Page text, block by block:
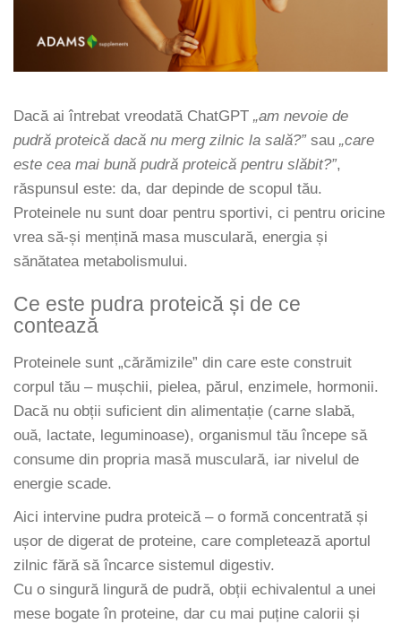
Kiegészítők
Shakerek
Flakonok
Sporttáskák
Fehérjeszeletek
Egyéb rudak
Izomrendszer
Jólét & Hosszú élet
Keringési rendszer
Koleszterin
Könnyű emésztés
Memória
Menopauza
Migrén
Máj- és epe
Májvédő
Méregtelenítés
Okulárok
Pajzsmirigy
Pattanások
Potencia
Prosztata
Stressz
Szívbetegségek
Termékenység
Dacă ai întrebat vreodată ChatGPT „am nevoie de
pudră proteică dacă nu merg zilnic la sală?”sau „care
este cea mai bună pudră proteică pentru slăbit?”,
răspunsul este: da, dar depinde de scopul tău.
Proteinele nu sunt doar pentru sportivi, ci pentru oricine
vrea să-și mențină masa musculară, energia și
sănătatea metabolismului.
Ce este pudra proteică și de ce
contează
Proteinele sunt „cărămizile” din care este construit
corpul tău – mușchii, pielea, părul, enzimele, hormonii.
Dacă nu obții suficient din alimentație (carne slabă,
ouă, lactate, leguminoase), organismul tău începe să
consume din propria masă musculară, iar nivelul de
energie scade.
Aici intervine pudra proteică – o formă concentrată și
ușor de digerat de proteine, care completează aportul
zilnic fără să încarce sistemul digestiv.
Cu o singură lingură de pudră, obții echivalentul a unei
mese bogate în proteine, dar cu mai puține calorii și